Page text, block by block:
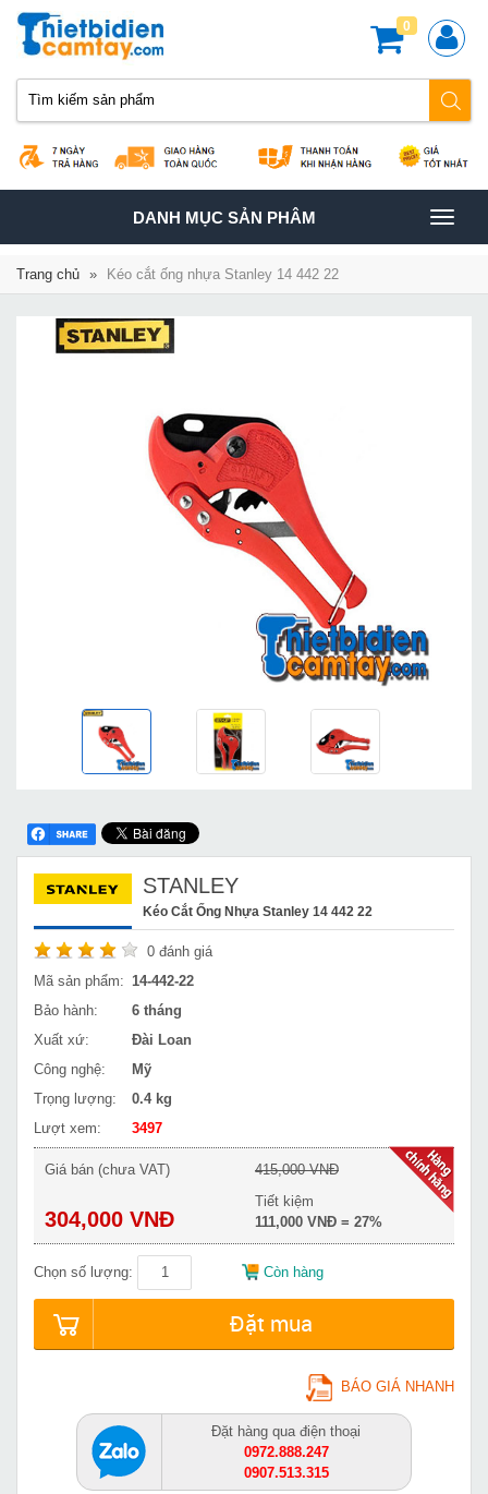
0
TOGGLE
NAVIGATION
DANH MỤC SẢN PHÂM
Trang chủ » Kéo cắt ống nhựa Stanley 14 442 22
STANLEY
Kéo Cắt Ống Nhựa Stanley 14 442 22
0 đánh giá
Mã sản phẩm: 14-442-22
Bảo hành:
6 tháng
Xuất xứ:
Đài Loan
Công nghệ:
Mỹ
Trọng lượng:
0.4 kg
Lượt xem:
3497
Giá bán (chưa VAT)
304,000 VNĐ
415,000 VNĐ
Tiết kiệm
111,000 VNĐ = 27%
Chọn số lượng: Còn hàng
Đặt mua
BÁO GIÁ NHANH
Đặt hàng qua điện thoại
0972.888.247
0907.513.315